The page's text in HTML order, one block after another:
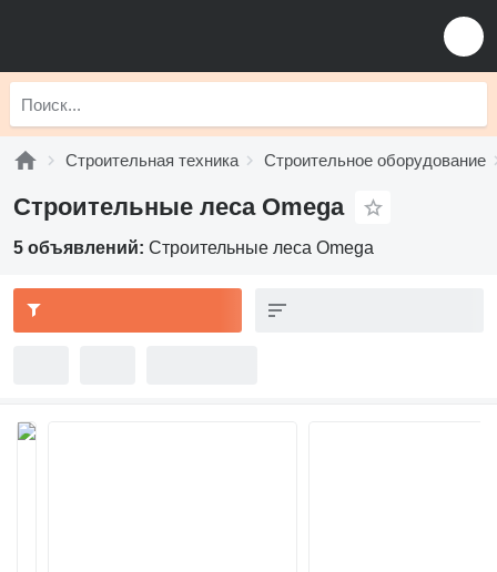
Строительная техника Строительное оборудование
Строительные леса Omega
5 объявлений: Строительные леса Omega